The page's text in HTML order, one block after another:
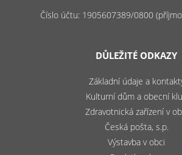
Číslo účtu: 1905607389/0800
DŮLEŽITÉ ODKAZY
Základní údaje a
Kulturní dům a obecní
Zdravotnická zařízení v
Česká pošta, s.p.
Výstavba v obci